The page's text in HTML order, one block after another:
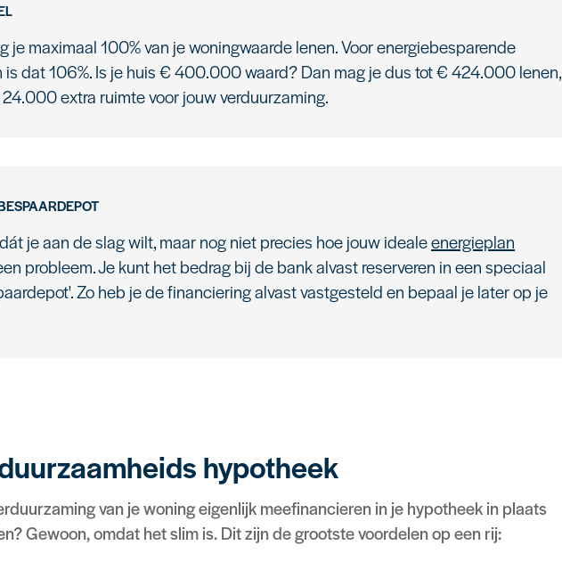
je maximaal 100% van je woningwaarde lenen. Voor energiebesparende
is dat 106%. Is je huis € 400.000 waard? Dan mag je dus tot € 424.000 lenen,
extra ruimte voor jouw verduurzaming.
je aan de slag wilt, maar nog niet precies hoe jouw idealeenergieplan
probleem. Je kunt het bedrag bij de bank alvast reserveren in een speciaal
Zo heb je de financiering alvast vastgesteld en bepaal je later op je
hypotheek
van je woning eigenlijk meefinancieren in je hypotheek in plaats
Gewoon, omdat het slim is. Dit zijn de grootste voordelen op een rij: